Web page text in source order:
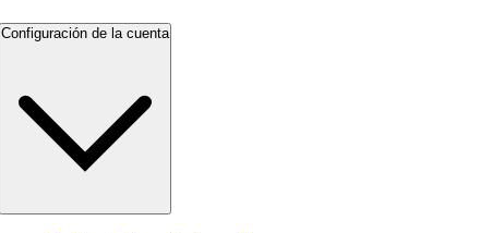
Configuración de la cuenta